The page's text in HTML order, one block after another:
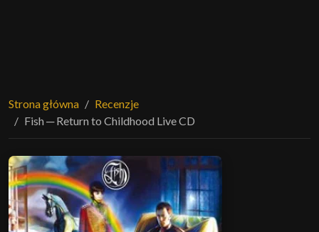
Strona główna
Recenzje
Fish ─ Return to Childhood Live CD